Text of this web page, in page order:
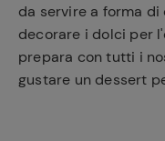
da servire a forma
decorare i dolci per
prepara con tutti i
gustare un dessert